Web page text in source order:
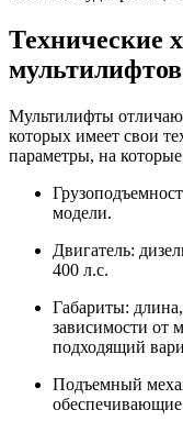
Технические
мультилифтов
Мультилифты
которых имеет свои
параметры, на
модели.
Двигатель:
400 л.с.
Габариты:
зависимости от
подходящий
Подъемный